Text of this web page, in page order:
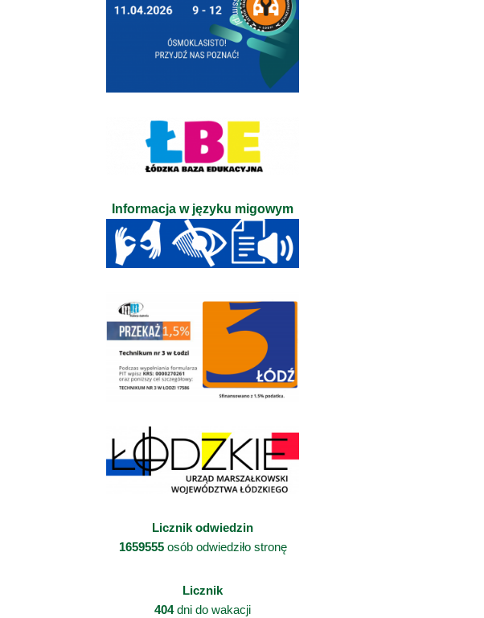
Informacja w języku migowym
Licznik odwiedzin
1659555osób odwiedziło stronę
Licznik
404dni do wakacji